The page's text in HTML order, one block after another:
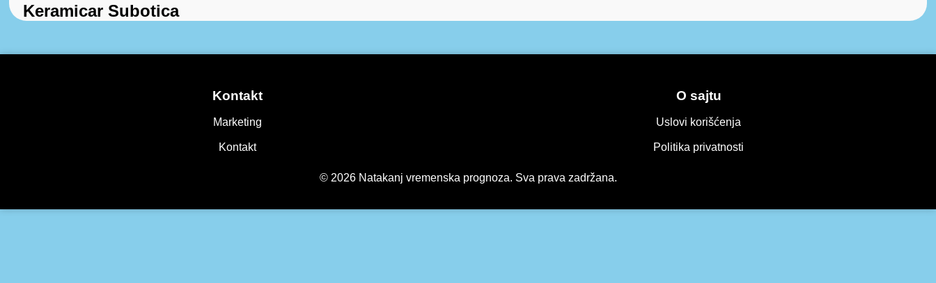
Keramicar Subotica
Kontakt
Marketing
Kontakt
O sajtu
Uslovi korišćenja
Politika privatnosti
© 2026 Natakanj vremenska prognoza. Sva prava zadržana.